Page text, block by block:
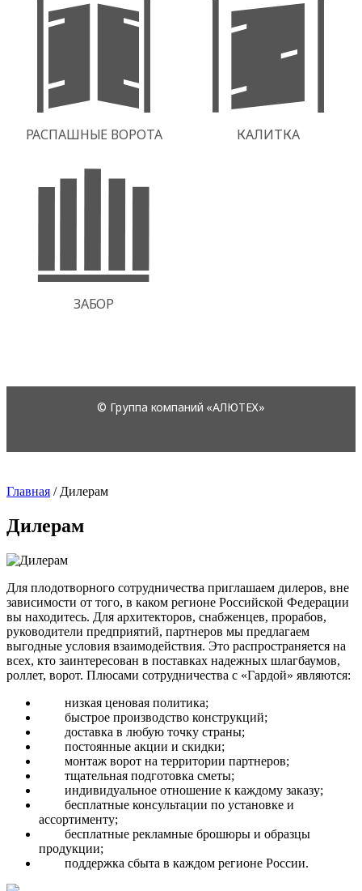
Главная / Дилерам
Дилерам
Для плодотворного сотрудничества приглашаем дилеров, вне
зависимости от того, в каком регионе Российской Федерации
вы находитесь. Для архитекторов, снабженцев, прорабов,
руководители предприятий, партнеров мы предлагаем
выгодные условия взаимодействия. Это распространяется на
всех, кто заинтересован в поставках надежных шлагбаумов,
роллет, ворот. Плюсами сотрудничества с «Гардой» являются:
низкая ценовая политика;
быстрое производство конструкций;
доставка в любую точку страны;
постоянные акции и скидки;
монтаж ворот на территории партнеров;
тщательная подготовка сметы;
индивидуальное отношение к каждому заказу;
бесплатные консультации по установке и
ассортименту;
бесплатные рекламные брошюры и образцы
продукции;
поддержка сбыта в каждом регионе России.